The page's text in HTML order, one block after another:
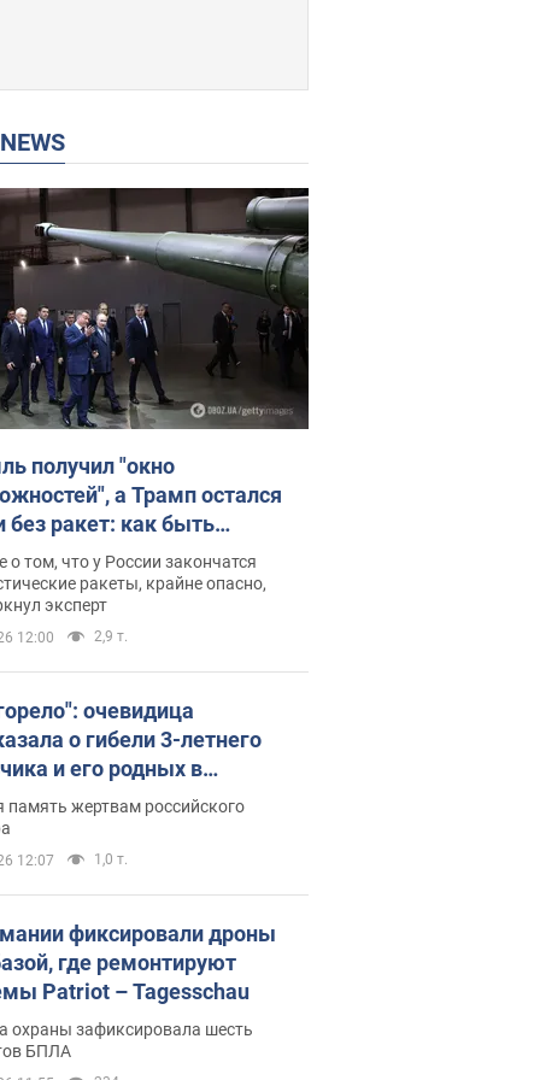
NEWS
получил "окно
а Трамп остался
без ракет: как быть
Интервью с Мельником
о том, что у России закончатся
ракеты, крайне опасно,
эксперт
12:00 2,9 т.
очевидица
о гибели 3-летнего
и его родных в
атаки РФ на Киевскую
Видео и фото
память жертвам российского
12:07 1,0 т.
фиксировали дроны
где ремонтируют
Patriot – Tagesschau
охраны зафиксировала шесть
БПЛА